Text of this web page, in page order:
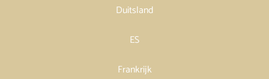
Duitsland
ES
Frankrijk